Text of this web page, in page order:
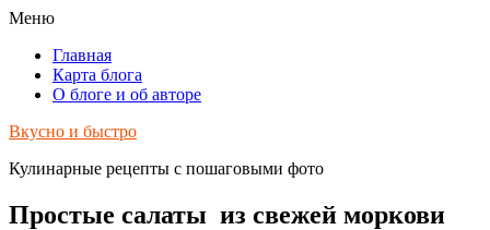
Меню
Главная
Карта блога
О блоге и об авторе
Вкусно и быстро
Кулинарные рецепты с пошаговыми фото
Простые салаты из свежей моркови